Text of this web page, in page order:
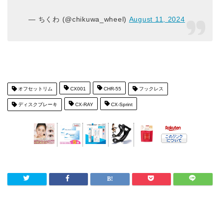
— ちくわ (@chikuwa_wheel) August 11, 2024
オフセットリム CX001 CHR-55 フックレス
ディスクブレーキ CX-RAY CX-Sprint